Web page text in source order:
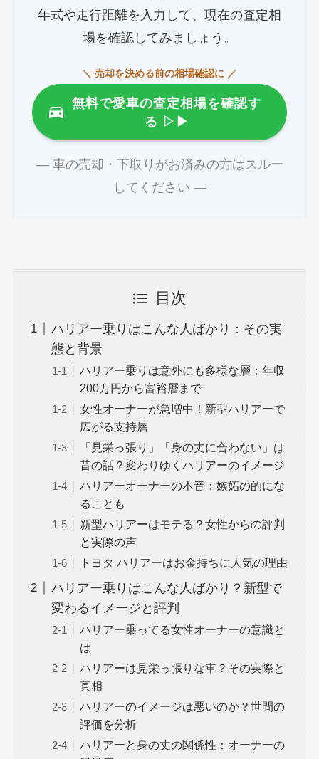
年式や走行距離を入力して、現在の査定相
場を確認してみましょう。
＼ 売却を決める前の相場確認に ／
無料で愛車の査定相場を確認す
る ▷▶
― 車の売却・下取りがお済みの方はスルー
してください ―
目次
ハリアー乗りはこんな人ばかり：その実
態と背景
ハリアー乗りは意外にも多様な層：年収
200万円から富裕層まで
女性オーナーが急増中！新型ハリアーで
広がる支持層
「見栄っ張り」「身の丈に合わない」は
昔の話？変わりゆくハリアーのイメージ
ハリアーオーナーの本音：嫉妬の的にな
ることも
新型ハリアーはモテる？女性からの評判
と実際の声
トヨタ ハリアーはお金持ちに人気の理由
ハリアー乗りはこんな人ばかり？新型で
変わるイメージと評判
ハリアー乗ってる女性オーナーの意識と
は
ハリアーは見栄っ張りな車？その実際と
真相
ハリアーのイメージは悪いのか？世間の
評価を分析
ハリアーと身の丈の関係性：オーナーの